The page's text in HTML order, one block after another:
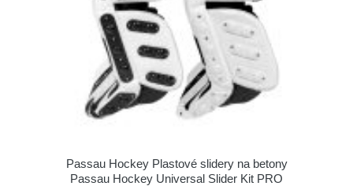
Passau Hockey Plastové slidery na betony
Passau Hockey Universal Slider Kit PRO